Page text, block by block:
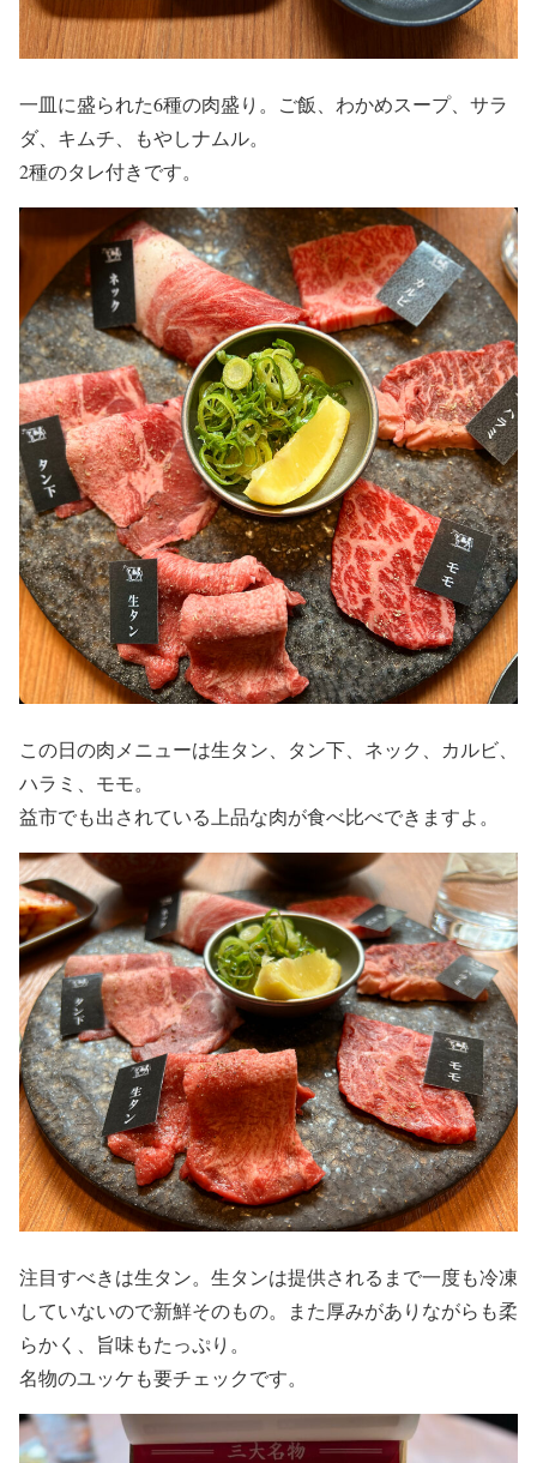
一皿に盛られた6種の肉盛り。ご飯、わかめスープ、サラ
ダ、キムチ、もやしナムル。
2種のタレ付きです。
この日の肉メニューは生タン、タン下、ネック、カルビ、
ハラミ、モモ。
益市でも出されている上品な肉が食べ比べできますよ。
注目すべきは生タン。生タンは提供されるまで一度も冷凍
していないので新鮮そのもの。また厚みがありながらも柔
らかく、旨味もたっぷり。
名物のユッケも要チェックです。